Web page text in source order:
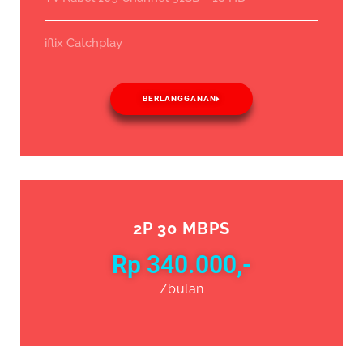
iflix Catchplay
BERLANGGANAN
2P 30 MBPS
Rp 340.000,-
/bulan